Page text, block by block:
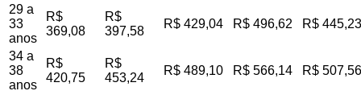
29 a
33
anos
R$
369,08
R$
397,58
R$ 429,04 R$ 496,62 R$ 445,23
34 a
38
anos
R$
420,75
R$
453,24
R$ 489,10 R$ 566,14 R$ 507,56